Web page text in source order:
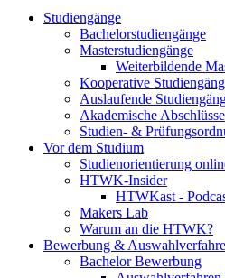
Studiengänge
Bachelorstudiengänge
Masterstudiengänge
Weiterbildende
Kooperative
Auslaufende
Akademische Abschlüsse
Studien- &
Vor dem Studium
Studienorientierung
HTWK-Insider
HTWKast -
Makers Lab
Warum an die HTWK?
Bewerbung &
Bachelor Bewerbung